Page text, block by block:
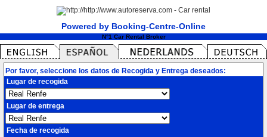
Powered by Booking-Centre-Online
N°1 Car Rental Broker
Por favor, seleccione los datos de Recogida y Entrega deseados:
Lugar de recogida
Lugar de entrega
Fecha de recogida